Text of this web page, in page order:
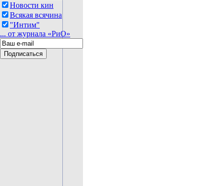
Новости кин
Всякая всячина
"Интим"
... от журнала «РиО»